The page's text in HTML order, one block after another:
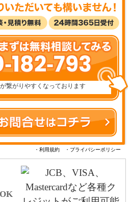
182-793
繋がりやすくなっております
・利用規約 ・プライバシーポリシー